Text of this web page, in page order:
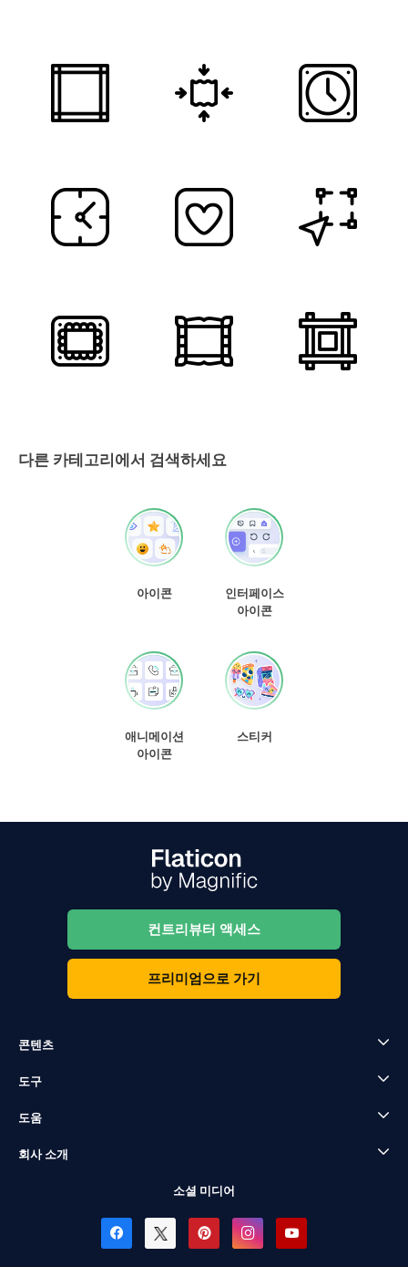
다른 카테고리에서 검색하세요
아이콘
인터페이스
아이콘
애니메이션
아이콘
스티커
컨트리뷰터 액세스
프리미엄으로 가기
콘텐츠
도구
도움
회사 소개
소셜 미디어